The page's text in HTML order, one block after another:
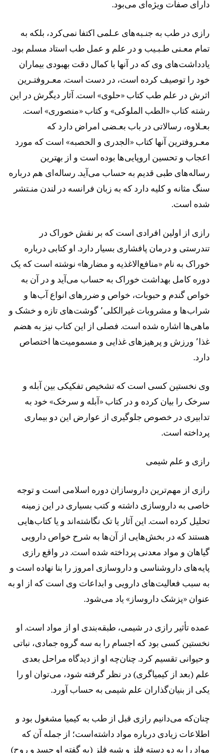
دارای صفات ویژه‌ای می‌بود.
رازی در طب به جنـبه‌های عـلمی اکتفا نمی‌کرد، بلکه به
تمام معـنی طـبـیب و در علم و عمل طب استاد مسلم بود.
یادداشت‌های وی که در آنها با کمال دقت بهبودی بیماران
خود را توصیف کرده است، در دست است. معـروفتـرین
اثرش در علم طب کتاب «حلوی» است. آثار دیگرش در این
رشته کتاب «الطب الملوکی» و کتاب «منصوری» است.
بعـلاوه، رسالاتی در باب بعـضی امراض دارد که
معـروفترین آنها کتاب «الجدری و الحصبه» است که مورد
اعجاب و تحسین اروپایی‌ها بوده است و از بهترین
رساله‌های طبی قدیم به حساب می‌آید. رساله‌ای هم درباره
سنگ مثانه و کلیه دارد که به زبان فرانسه در لندن منـتشر
شده است.
رازی از اولین افرادی است که بر نقش خوراک در
تندرستی و درمان پافشاری بسیار دارد. او کتابی درباره
خوراک به نام «منافع‌الاغذیه و مضارها» نوشته است که یک
دوره کامل بهداشت خوراک به حساب می‌آید و در آن به
خواص گندم و حبوبات، خواص و ضررهای انواع آب‌ها و
شراب‌ها و مشروبات غیرالکلی٬ گوشت‌های تازه و خشک و
ماهی‌ها اشاره شده است. فصلی از این کتاب نیز به هضم
غذا٬ ورزش و پرهیزهای غذایی و مسمومیت‌ها اختصاص
دارد.
وی نخستین کسی است که تشخیص تفکیکی بین آبله و
سرخک را بیان کرده و در کتاب «آبله و سرخک» خود به
تدابیری در خصوص جلوگیری از عوارض این دو بیماری
پرداخته است.
رازی و علم شیمی
رازی از مهم‌ترین داروسازان دوره اسلامی است و توجه
خاصی به داروسازی داشته و کتب بسیاری در این زمینه
تحلیل کرده است. این آثار یا تک نگاشته‌اند و یا کتاب‌هایی
هستند که در بخش‌هایی از آن‌ها به شرح خواص دارویی
گیاهان و مواد معدنی پرداخته شده است. در واقع رازی
پایه‌های داروشناسی و داروسازی امروز را بنا نهاده است و
به سبب فعالیت‌های دارویی و ابداعات وی است که از او به
عنوان «پزشک داروساز» یاد می‌شود.
عمده تأثیر رازی در شیمی، طبقه‌بندی او از مواد است. او
نخستین کسی بود که اجسام را به سه گروه جمادی، نباتی
و حیوانی تقسیم کرد. چنان‌چه او از دیدگاه مراحل بعدی
علم (بعد از کیمیاگری) در نظر گرفته شود، می‌توان او را
یکی از بنیان‌گذاران علم شیمی به حساب آورد.
چنان‌که می‌دانیم رازی قبل از طب به کیمیا مشغول بود و
اطلاعات زیادی درباره مواد داشته‌است؛ از جمله آن که
مواد را به دو دسته فلز و شبه فلز (به گفته او جسد و روح)